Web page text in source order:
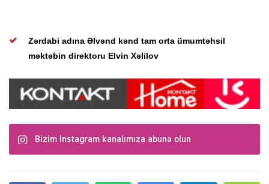
Zərdabi adına Əlvənd kənd tam orta ümumtəhsil
məktəbin direktoru Elvin Xəlilov
Bizim Instagram kanalımıza abunə olun